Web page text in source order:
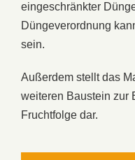
eingeschränkter
Düngeverordnung
sein.
Außerdem stellt das
weiteren Baustein zur
Fruchtfolge dar.